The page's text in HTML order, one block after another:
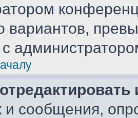
вариантов,
с
и сообщения,